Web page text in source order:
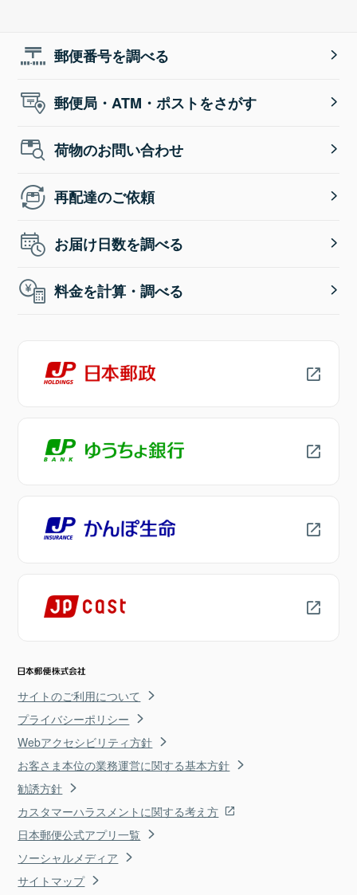
郵便番号を調べる
郵便局・ATM・ポストをさがす
荷物のお問い合わせ
再配達のご依頼
お届け日数を調べる
料金を計算・調べる
サイトのご利用について
プライバシーポリシー
Webアクセシビリティ方針
お客さま本位の業務運営に関する基本方針
勧誘方針
カスタマーハラスメントに関する考え方
日本郵便公式アプリ一覧
ソーシャルメディア
サイトマップ